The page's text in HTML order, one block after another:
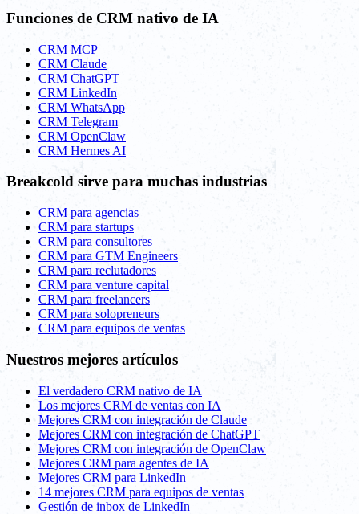
Funciones de CRM nativo de IA
CRM MCP
CRM Claude
CRM ChatGPT
CRM LinkedIn
CRM WhatsApp
CRM Telegram
CRM OpenClaw
CRM Hermes AI
Breakcold sirve para muchas industrias
CRM para agencias
CRM para startups
CRM para consultores
CRM para GTM Engineers
CRM para reclutadores
CRM para venture capital
CRM para freelancers
CRM para solopreneurs
CRM para equipos de ventas
Nuestros mejores artículos
El verdadero CRM nativo de IA
Los mejores CRM de ventas con IA
Mejores CRM con integración de Claude
Mejores CRM con integración de ChatGPT
Mejores CRM con integración de OpenClaw
Mejores CRM para agentes de IA
Mejores CRM para LinkedIn
14 mejores CRM para equipos de ventas
Gestión de inbox de LinkedIn